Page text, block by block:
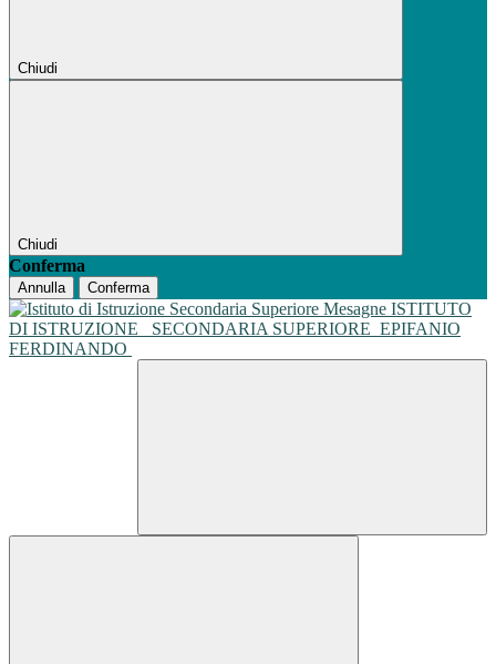
Chiudi
Chiudi
Conferma
Annulla Conferma
ISTITUTO
DI ISTRUZIONE
SECONDARIA SUPERIORE EPIFANIO
FERDINANDO